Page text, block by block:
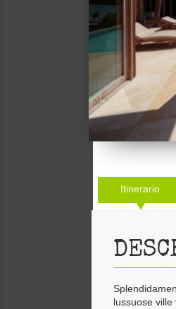
Itinerario
lussuose